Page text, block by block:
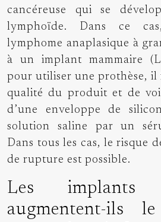
cancéreuse qui se
lymphoïde. Dans ce
lymphome anaplasique à
à un implant mammaire
pour utiliser une prothèse, il
qualité du produit et de
d’une enveloppe de
solution saline par un
Dans tous les cas, le risque
de rupture est possible.
Les implants
augmentent-ils